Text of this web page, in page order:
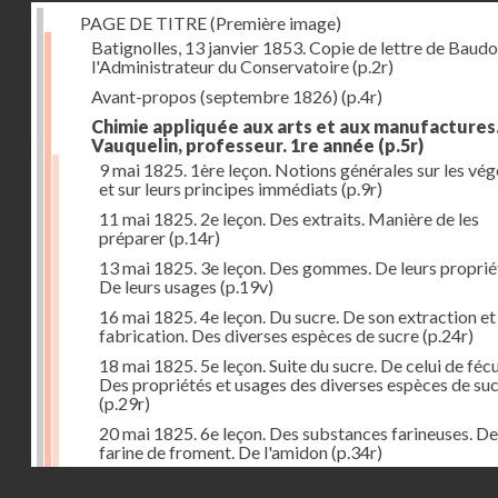
PAGE DE TITRE (Première image)
Batignolles, 13 janvier 1853. Copie de lettre de
l'Administrateur du Conservatoire(p.2r)
Avant-propos (septembre 1826) (p.4r)
Chimie appliquée aux arts et aux
Vauquelin, professeur. 1re année (p.5r)
9 mai 1825. 1ère leçon. Notions générales sur les
et sur leurs principes immédiats (p.9r)
11 mai 1825. 2e leçon. Des extraits. Manière de les
préparer(p.14r)
13 mai 1825. 3e leçon. Des gommes. De leurs
De leurs usages (p.19v)
16 mai 1825. 4e leçon. Du sucre. De son extraction et
fabrication. Des diverses espèces de sucre(p.24r)
18 mai 1825. 5e leçon. Suite du sucre. De celui de
Des propriétés et usages des diverses espèces de
(p.29r)
20 mai 1825. 6e leçon. Des substances farineuses.
farine de froment. De l'amidon(p.34r)